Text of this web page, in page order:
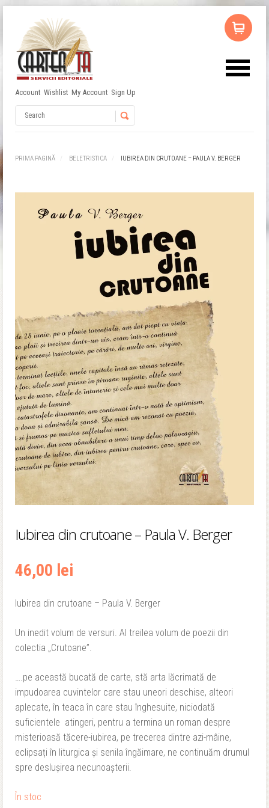
Account Wishlist My Account Sign Up
PRIMA PAGINĂ BELETRISTICA IUBIREA DIN CRUTOANE – PAULA V. BERGER
Iubirea din crutoane – Paula V. Berger
46,00 lei
Iubirea din crutoane – Paula V. Berger
Un inedit volum de versuri. Al treilea volum de poezii din
colectia „Crutoane”.
….pe această bucată de carte, stă arta lăcrimată de
impudoarea cuvintelor care stau uneori deschise, alteori
aplecate, în teaca în care stau înghesuite, niciodată
suficientele atingeri, pentru a termina un roman despre
misterioasă tăcere-iubirea, pe trecerea dintre azi-mâine,
eclipsați în liturgica și senila îngăimare, ne continuăm drumul
spre deslușirea necunoașterii.
În stoc